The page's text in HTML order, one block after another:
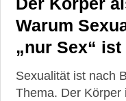
Warum
„nur Sex“ ist
Sexualität ist nach
Thema. Der Körper